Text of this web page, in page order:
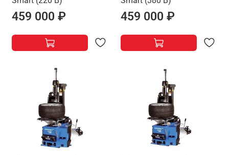
459 000 ₽ 459 000 ₽